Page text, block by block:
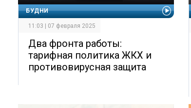
БУДНИ
11:03 | 07 февраля 2025
Два фронта работы:
тарифная политика ЖКХ и
противовирусная защита